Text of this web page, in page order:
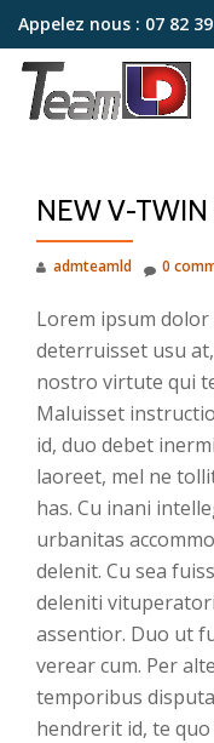
Aller
contenu
Appelez nous : 07 82
NEW V-TWIN
admteamld 0
Lorem ipsum
deterruisset usu
nostro virtute qui
Maluisset
id, duo debet
laoreet, mel ne
has. Cu inani
urbanitas
delenit. Cu sea
deleniti
assentior. Duo ut
verear cum. Per
temporibus
hendrerit id, te